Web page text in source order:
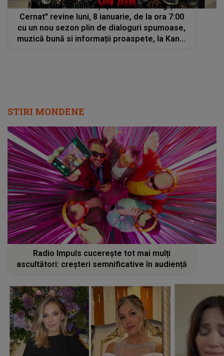
Matinalul "Dimineața pe Doi cu Greeg și
Cernat" revine luni, 8 ianuarie, de la ora 7:00
cu un nou sezon plin de dialoguri spumoase,
muzică bună si informații proaspete, la Kanal
STIRI MONDENE
Radio Impuls cucerește tot mai mulți
ascultători: creșteri semnificative în audiență